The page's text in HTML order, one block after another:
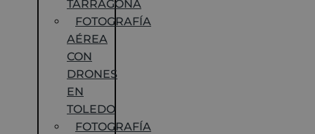
TARRAGONA
FOTOGRAFÍA
AÉREA
CON
DRONES
EN
TOLEDO
FOTOGRAFÍA